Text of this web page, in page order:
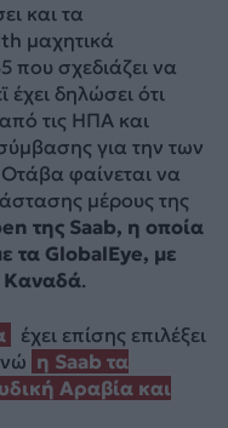
και τα
μαχητικά
που σχεδιάζει να
δηλώσει ότι
τις ΗΠΑ και
για την των
φαίνεται να
μέρους της
της Saab, η οποία
τα GlobalEye, με
Καναδά.
έχει επίσης επιλέξει
η Saab τα
Αραβία και